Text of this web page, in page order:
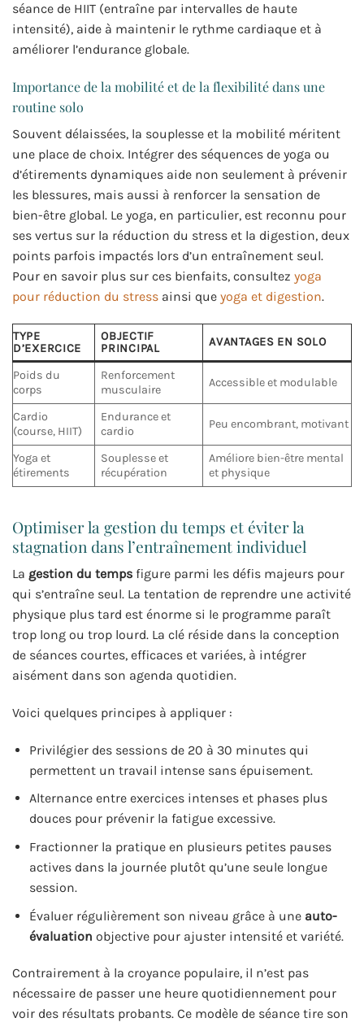
séance de HIIT (entraîne par intervalles de haute
intensité), aide à maintenir le rythme cardiaque et à
améliorer l’endurance globale.
Importance de la mobilité et de la flexibilité dans une
routine solo
Souvent délaissées, la souplesse et la mobilité méritent
une place de choix. Intégrer des séquences de yoga ou
d’étirements dynamiques aide non seulement à prévenir
les blessures, mais aussi à renforcer la sensation de
bien-être global. Le yoga, en particulier, est reconnu pour
ses vertus sur la réduction du stress et la digestion, deux
points parfois impactés lors d’un entraînement seul.
Pour en savoir plus sur ces bienfaits, consultez yoga
pour réduction du stress ainsi que yoga et digestion.
TYPE
D’EXERCICE
OBJECTIF
PRINCIPAL
AVANTAGES EN SOLO
Poids du
corps
Renforcement
musculaire
Accessible et modulable
Cardio
(course, HIIT)
Endurance et
cardio
Peu encombrant, motivant
Yoga et
étirements
Souplesse et
récupération
Améliore bien-être mental
et physique
Optimiser la gestion du temps et éviter la
stagnation dans l’entraînement individuel
La gestion du temps figure parmi les défis majeurs pour
qui s’entraîne seul. La tentation de reprendre une activité
physique plus tard est énorme si le programme paraît
trop long ou trop lourd. La clé réside dans la conception
de séances courtes, efficaces et variées, à intégrer
aisément dans son agenda quotidien.
Voici quelques principes à appliquer :
Privilégier des sessions de 20 à 30 minutes qui
permettent un travail intense sans épuisement.
Alternance entre exercices intenses et phases plus
douces pour prévenir la fatigue excessive.
Fractionner la pratique en plusieurs petites pauses
actives dans la journée plutôt qu’une seule longue
session.
Évaluer régulièrement son niveau grâce à une auto-
évaluation objective pour ajuster intensité et variété.
Contrairement à la croyance populaire, il n’est pas
nécessaire de passer une heure quotidiennement pour
voir des résultats probants. Ce modèle de séance tire son